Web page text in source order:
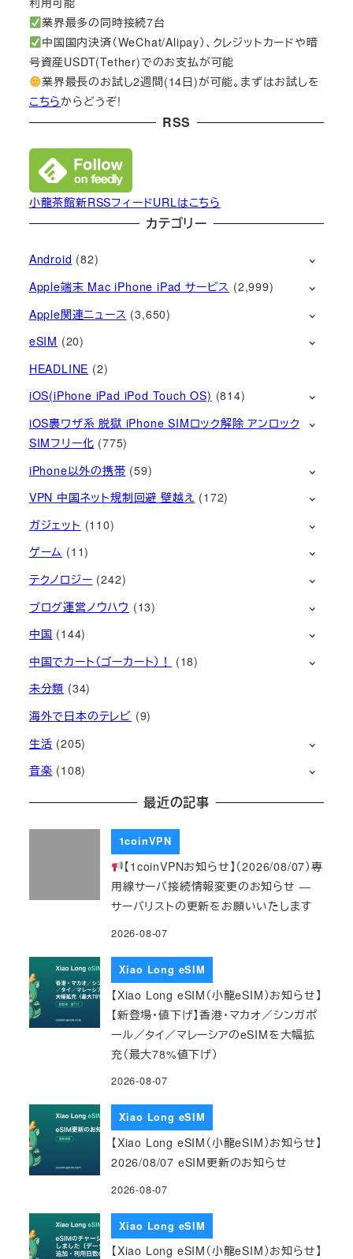
業界最多の同時接続7台
中国国内決済（WeChat/Alipay）、クレジットカードや暗
号資産USDT(Tether)でのお支払が可能
業界最長のお試し2週間(14日)が可能。まずはお試しを
こちらからどうぞ!
RSS
小龍茶館新RSSフィードURLはこちら
カテゴリー
Android (82)
Apple端末 Mac iPhone iPad サービス (2,999)
Apple関連ニュース (3,650)
eSIM (20)
HEADLINE (2)
iOS(iPhone iPad iPod Touch OS) (814)
iOS裏ワザ系 脱獄 iPhone SIMロック解除 アンロック
SIMフリー化 (775)
iPhone以外の携帯 (59)
VPN 中国ネット規制回避 壁越え (172)
ガジェット (110)
ゲーム (11)
テクノロジー (242)
ブログ運営ノウハウ (13)
中国 (144)
中国でカート（ゴーカート）！
(18)
未分類 (34)
海外で日本のテレビ (9)
生活 (205)
音楽 (108)
最近の記事
1coinVPN
【1coinVPNお知らせ】（2026/08/07）専
用線サーバ接続情報変更のお知らせ ―
サーバリストの更新をお願いいたします
2026-08-07
Xiao Long eSIM
【Xiao Long eSIM（小龍eSIM）お知らせ】
【新登場・値下げ】香港・マカオ／シンガポ
ール／タイ／マレーシアのeSIMを大幅拡
充（最大78%値下げ）
2026-08-07
Xiao Long eSIM
【Xiao Long eSIM（小龍eSIM）お知らせ】
2026/08/07 eSIM更新のお知らせ
2026-08-07
Xiao Long eSIM
【Xiao Long eSIM（小龍eSIM）お知らせ】